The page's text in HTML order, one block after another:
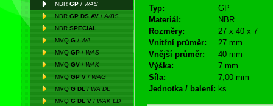
NBR GP / WAS
NBR GP DS AV / A/BS
NBR SPECIAL
MVQ G / WA
MVQ GP / WAS
MVQ GV / WAK
MVQ GP V / WAG
MVQ G DL / WA DL
MVQ G DL V / WAK LD
Typ:
GP
Materiál:
NBR
Rozměry:
27 x 40 x 7
Vnitřní průměr:
27 mm
Vnější průměr:
40 mm
Výška:
7 mm
Síla:
7,00 mm
Jednotka / balení: ks